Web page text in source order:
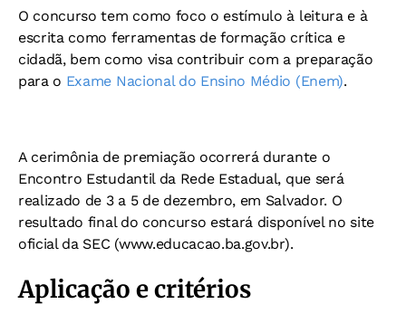
O concurso tem como foco o estímulo à leitura e à
escrita como ferramentas de formação crítica e
cidadã, bem como visa contribuir com a preparação
para o Exame Nacional do Ensino Médio (Enem).
A cerimônia de premiação ocorrerá durante o
Encontro Estudantil da Rede Estadual, que será
realizado de 3 a 5 de dezembro, em Salvador. O
resultado final do concurso estará disponível no site
oficial da SEC (www.educacao.ba.gov.br).
Aplicação e critérios